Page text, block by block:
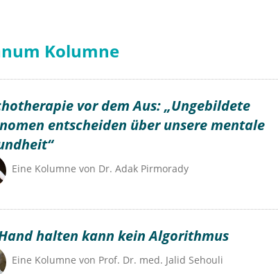
Kolumne
vor dem Aus: „Ungebildete
entscheiden über unsere mentale
Eine Kolumne von Dr. Adak Pirmorady
halten kann kein Algorithmus
Eine Kolumne von Prof. Dr. med. Jalid Sehouli